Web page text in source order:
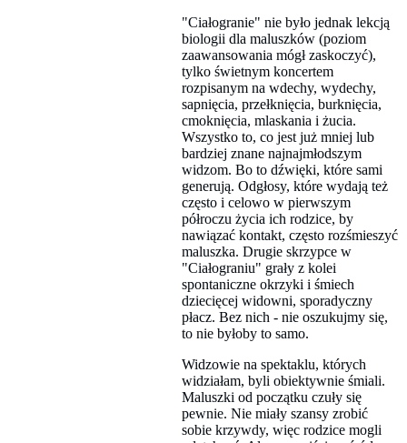
"Ciałogranie" nie było jednak lekcją
biologii dla maluszków (poziom
zaawansowania mógł zaskoczyć),
tylko świetnym koncertem
rozpisanym na wdechy, wydechy,
sapnięcia, przełknięcia, burknięcia,
cmoknięcia, mlaskania i żucia.
Wszystko to, co jest już mniej lub
bardziej znane najnajmłodszym
widzom. Bo to dźwięki, które sami
generują. Odgłosy, które wydają też
często i celowo w pierwszym
półroczu życia ich rodzice, by
nawiązać kontakt, często rozśmieszyć
maluszka. Drugie skrzypce w
"Ciałograniu" grały z kolei
spontaniczne okrzyki i śmiech
dziecięcej widowni, sporadyczny
płacz. Bez nich - nie oszukujmy się,
to nie byłoby to samo.
Widzowie na spektaklu, których
widziałam, byli obiektywnie śmiali.
Maluszki od początku czuły się
pewnie. Nie miały szansy zrobić
sobie krzywdy, więc rodzice mogli